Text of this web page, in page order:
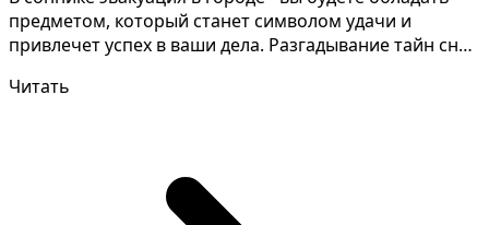
предметом, который станет символом удачи и
привлечет успех в ваши дела. Разгадывание тайн снов
Читать